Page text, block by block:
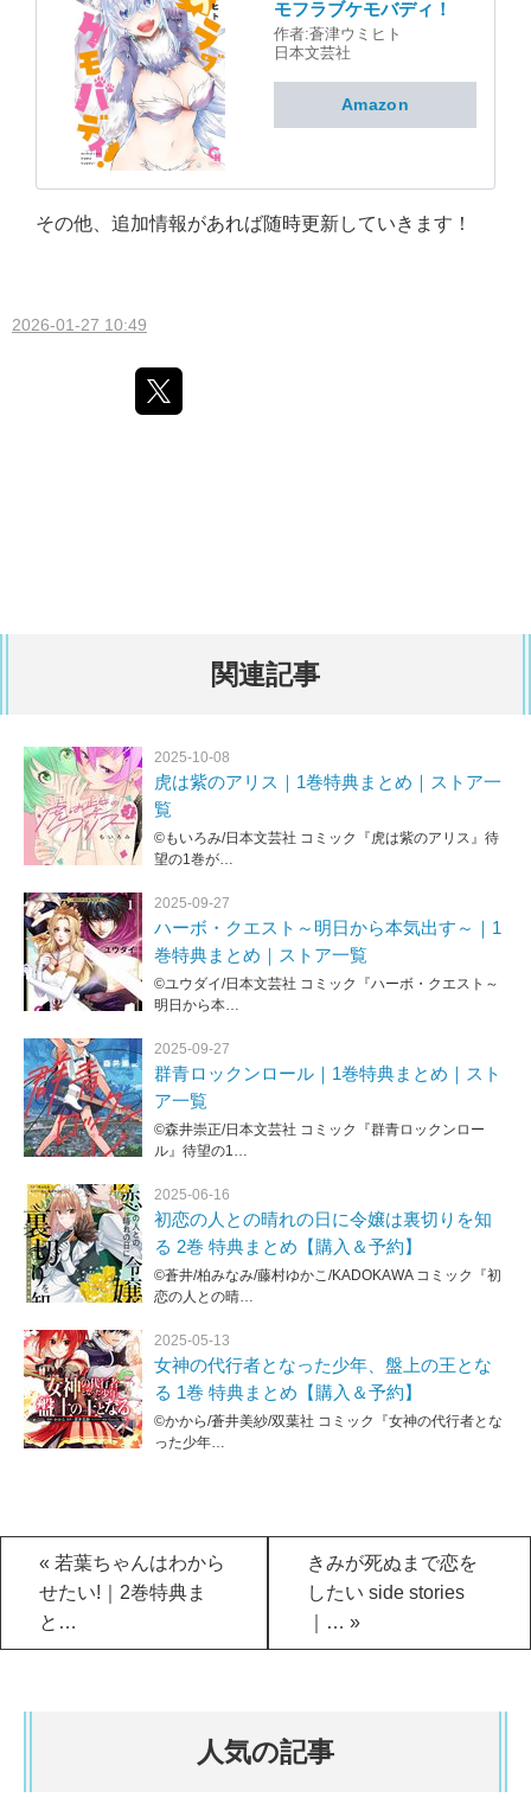
モフラブケモバディ！
作者:蒼津ウミヒト
日本文芸社
Amazon
その他、追加情報があれば随時更新していきます！
2026-01-27 10:49
関連記事
2025-10-08
虎は紫のアリス｜1巻特典まとめ｜ストア一
覧
©もいろみ/日本文芸社 コミック『虎は紫のアリス』待
望の1巻が…
2025-09-27
ハーボ・クエスト～明日から本気出す～｜1
巻特典まとめ｜ストア一覧
©ユウダイ/日本文芸社 コミック『ハーボ・クエスト～
明日から本…
2025-09-27
群青ロックンロール｜1巻特典まとめ｜スト
ア一覧
©森井崇正/日本文芸社 コミック『群青ロックンロー
ル』待望の1…
2025-06-16
初恋の人との晴れの日に令嬢は裏切りを知
る 2巻 特典まとめ【購入＆予約】
©蒼井/柏みなみ/藤村ゆかこ/KADOKAWA コミック『初
恋の人との晴…
2025-05-13
女神の代行者となった少年、盤上の王とな
る 1巻 特典まとめ【購入＆予約】
©かから/蒼井美紗/双葉社 コミック『女神の代行者とな
った少年…
« 若葉ちゃんはわから
せたい!｜2巻特典ま
と…
きみが死ぬまで恋を
したい side stories
｜… »
人気の記事